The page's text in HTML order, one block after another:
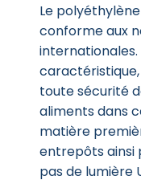
Le
conforme aux
toute sécurité
aliments dans
matière
entrepôts ainsi
pas de lumière